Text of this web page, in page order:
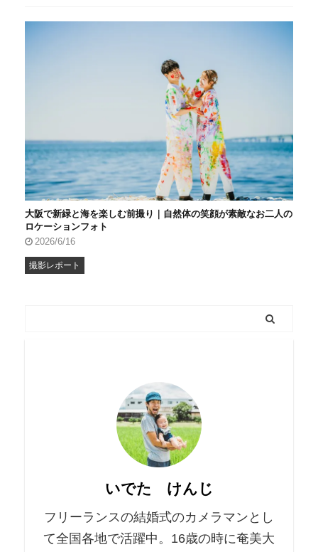
大阪で新緑と海を楽しむ前撮り｜自然体の笑顔が素敵なお二人の
ロケーションフォト
2026/6/16
撮影レポート
いでた けんじ
フリーランスの結婚式のカメラマンとし
て全国各地で活躍中。16歳の時に奄美大